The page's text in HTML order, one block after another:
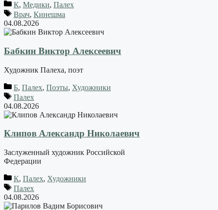
К, Медики, Палех
Врач, Кинешма
04.08.2026
Бабкин Виктор Алексеевич
Художник Палеха, поэт
Б, Палех, Поэты, Художники
Палех
04.08.2026
Клипов Александр Николаевич
Заслуженный художник Российской
Федерации
К, Палех, Художники
Палех
04.08.2026